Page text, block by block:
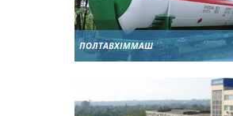
ПОЛТАВХІММАШ